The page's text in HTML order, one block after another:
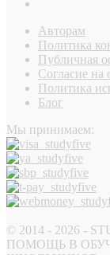
Авторам
Политика
Публичная
Согласие на
Политика
Блог
Мы принимаем:
© 2014 - 2026 -
ПОМОЩЬ В